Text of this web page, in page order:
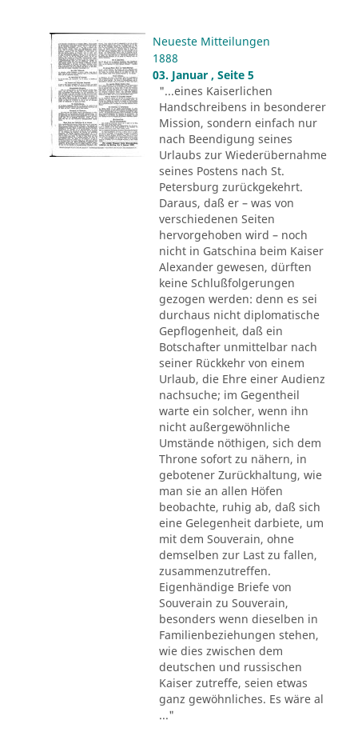
Neueste Mitteilungen
1888
03. Januar , Seite 5
"...eines Kaiserlichen
Handschreibens in besonderer
Mission, sondern einfach nur
nach Beendigung seines
Urlaubs zur Wiederübernahme
seines Postens nach St.
Petersburg zurückgekehrt.
Daraus, daß er – was von
verschiedenen Seiten
hervorgehoben wird – noch
nicht in Gatschina beim Kaiser
Alexander gewesen, dürften
keine Schlußfolgerungen
gezogen werden: denn es sei
durchaus nicht diplomatische
Gepflogenheit, daß ein
Botschafter unmittelbar nach
seiner Rückkehr von einem
Urlaub, die Ehre einer Audienz
nachsuche; im Gegentheil
warte ein solcher, wenn ihn
nicht außergewöhnliche
Umstände nöthigen, sich dem
Throne sofort zu nähern, in
gebotener Zurückhaltung, wie
man sie an allen Höfen
beobachte, ruhig ab, daß sich
eine Gelegenheit darbiete, um
mit dem Souverain, ohne
demselben zur Last zu fallen,
zusammenzutreffen.
Eigenhändige Briefe von
Souverain zu Souverain,
besonders wenn dieselben in
Familienbeziehungen stehen,
wie dies zwischen dem
deutschen und russischen
Kaiser zutreffe, seien etwas
ganz gewöhnliches. Es wäre al
..."